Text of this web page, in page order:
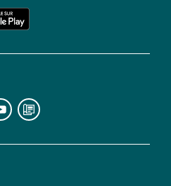
réseaux sociaux lien vers le blog la redoute